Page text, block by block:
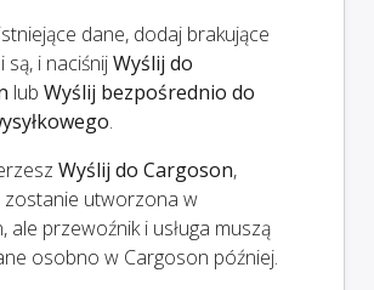
dane, dodaj brakujące
są, i naciśnijWyślij do
lub Wyślij bezpośrednio do
.
Wyślij do Cargoson,
zostanie utworzona w
ale przewoźnik i usługa muszą
osobno w Cargoson później.